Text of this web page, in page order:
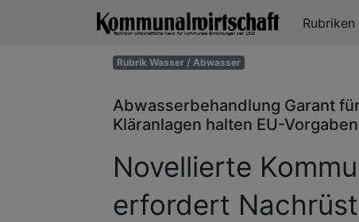
Rubriken
Rubrik Wasser / Abwasser
Abwasserbehandlung Garant
Kläranlagen halten EU-
Novellierte
erfordert